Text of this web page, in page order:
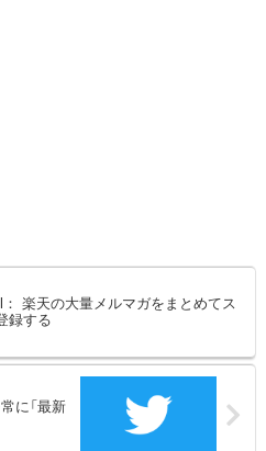
： 楽天の大量メルマガをまとめてス
録する
に「最新